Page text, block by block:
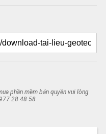
phần mềm bản quyền vui lòng
28 48 58